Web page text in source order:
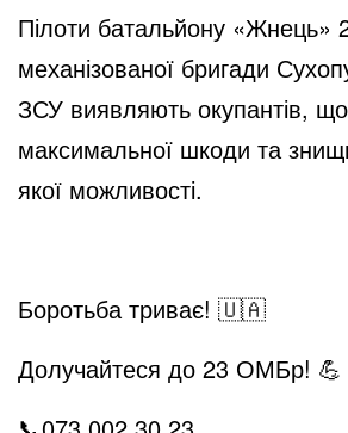
y
V
e
Пілоти батальйону «Жнець»
механізованої бригади
ЗСУ виявляють окупантів,
максимальної шкоди та
якої можливості.
Боротьба триває! 🇺🇦
Долучайтеся до 23 ОМБр! 💪